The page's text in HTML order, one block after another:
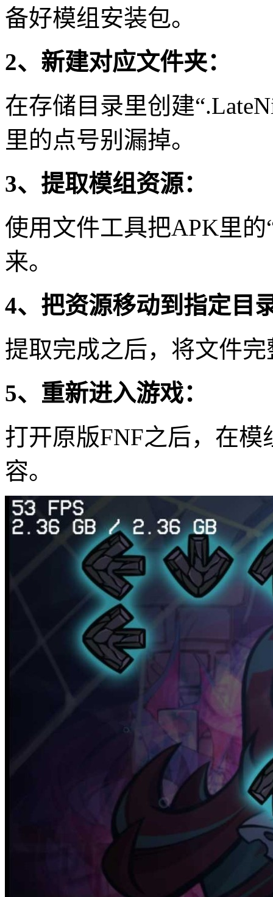
备好模组安装包。
2、新建对应文件夹：
在存储目录里创建
里的点号别漏掉。
3、提取模组资源：
使用文件工具把APK里的
来。
4、把资源移动到指定目
提取完成之后，将文件
5、重新进入游戏：
打开原版FNF之后，在
容。